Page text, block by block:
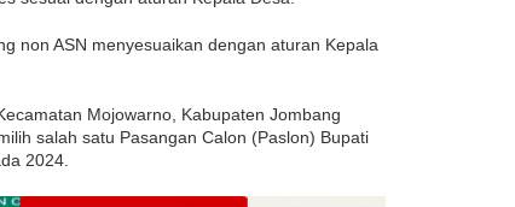
non ASN menyesuaikan dengan aturan Kepala
Mojowarno, Kabupaten Jombang
salah satu Pasangan Calon (Paslon) Bupati
2024.